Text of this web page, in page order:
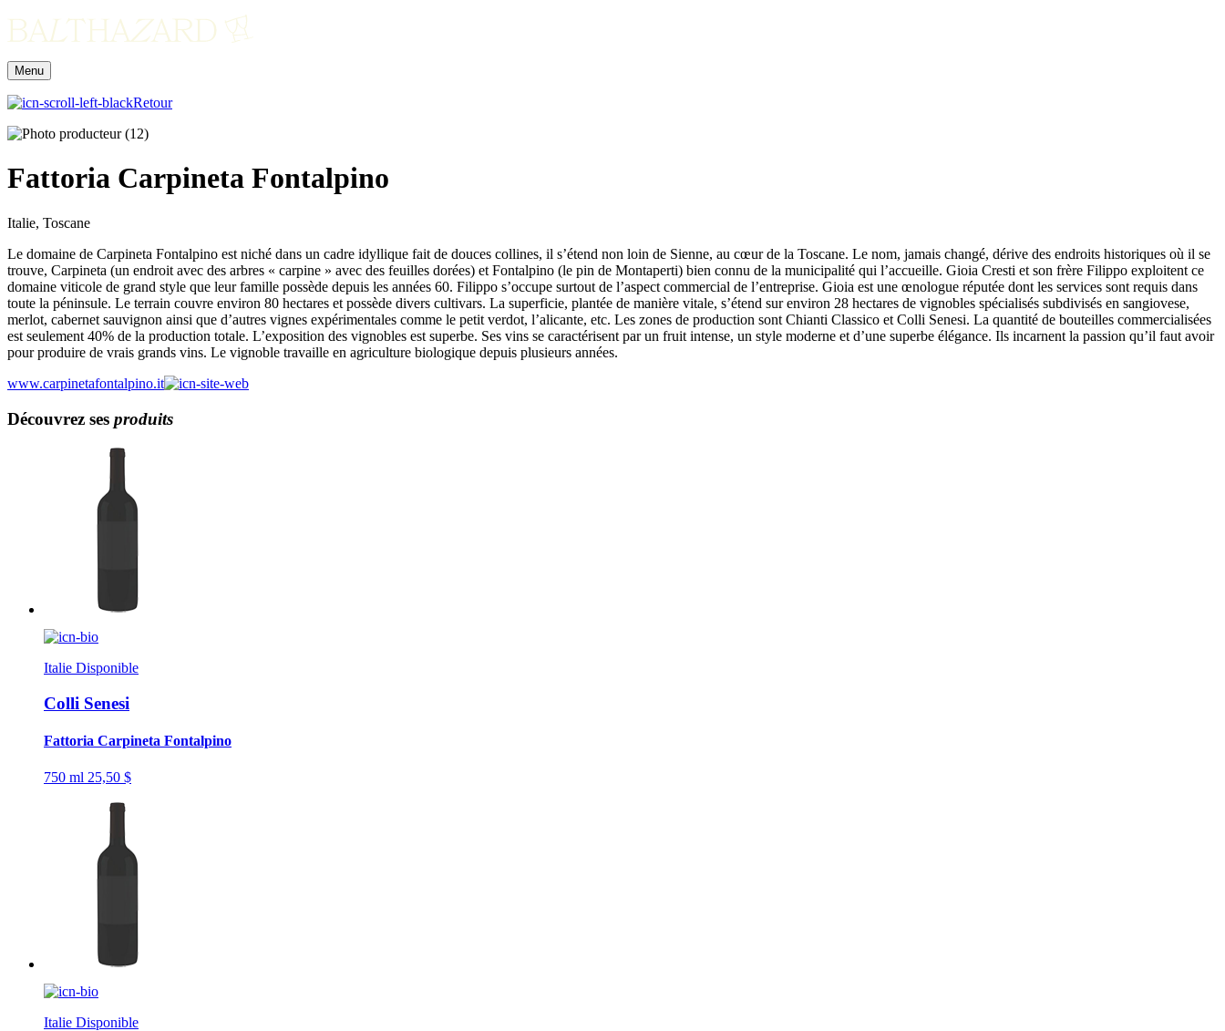
Menu
Retour
Fattoria Carpineta Fontalpino
Italie, Toscane
Le domaine de Carpineta Fontalpino est niché dans un cadre idyllique fait de douces collines, il s’étend non loin de Sienne, au cœur de la Toscane. Le nom, jamais changé, dérive des endroits historiques où il se
trouve, Carpineta (un endroit avec des arbres « carpine » avec des feuilles dorées) et Fontalpino (le pin de Montaperti) bien connu de la municipalité qui l’accueille. Gioia Cresti et son frère Filippo exploitent ce
domaine viticole de grand style que leur famille possède depuis les années 60. Filippo s’occupe surtout de l’aspect commercial de l’entreprise. Gioia est une œnologue réputée dont les services sont requis dans
toute la péninsule. Le terrain couvre environ 80 hectares et possède divers cultivars. La superficie, plantée de manière vitale, s’étend sur environ 28 hectares de vignobles spécialisés subdivisés en sangiovese,
merlot, cabernet sauvignon ainsi que d’autres vignes expérimentales comme le petit verdot, l’alicante, etc. Les zones de production sont Chianti Classico et Colli Senesi. La quantité de bouteilles commercialisées
est seulement 40% de la production totale. L’exposition des vignobles est superbe. Ses vins se caractérisent par un fruit intense, un style moderne et d’une superbe élégance. Ils incarnent la passion qu’il faut avoir
pour produire de vrais grands vins. Le vignoble travaille en agriculture biologique depuis plusieurs années.
www.carpinetafontalpino.it
Découvrez ses produits
Italie Disponible
Colli Senesi
Fattoria Carpineta Fontalpino
750 ml 25,50 $
Italie Disponible